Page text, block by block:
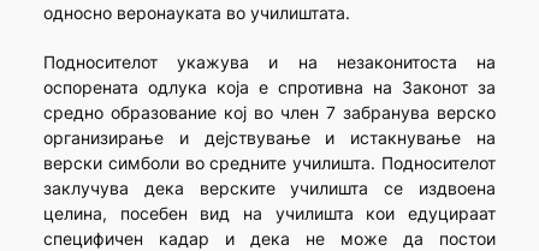
односно веронауката во училиштата.
Подносителот укажува и на незаконитоста на
оспорената одлука која е спротивна на Законот за
средно образование кој во член 7 забранува верско
организирање и дејствување и истакнување на
верски симболи во средните училишта. Подносителот
заклучува дека верските училишта се издвоена
целина, посебен вид на училишта кои едуцираат
специфичен кадар и дека не може да постои